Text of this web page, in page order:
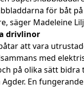
för båt
säger Madeleine
drivlinor
att vara
med
på olika sätt
En